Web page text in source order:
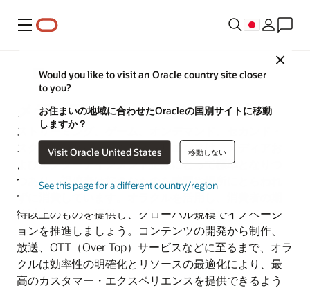
メニュー
Close
Would you like to visit an Oracle country site closer
to you?
お住まいの地域に合わせたOracleの国別サイトに移動
しますか？
Visit Oracle United States 移動しない
See this page for a different country/region
業種別ソリューション
メディアとエンターテイメント
ストリーミング、ゲーム、オンデマンド、セカンド・
スクリーンといったエクスペリエンスは、メディアお
よびエンターテインメント企業にとって標準となりつ
つあり、視聴者は好きなものを時間や場所にとらわれ
ずに消費しています。オラクルを活用し、消費者の期
待以上のものを提供し、グローバル規模でイノベーシ
ョンを推進しましょう。コンテンツの開発から制作、
放送、OTT（Over Top）サービスなどに至るまで、オラ
クルは効率性の明確化とリソースの最適化により、最
高のカスタマー・エクスペリエンスを提供できるよう